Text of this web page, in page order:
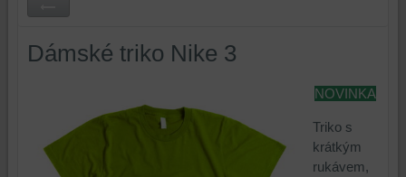
Dámské triko Nike 3
NOVINKA
Triko s
krátkým
rukávem,